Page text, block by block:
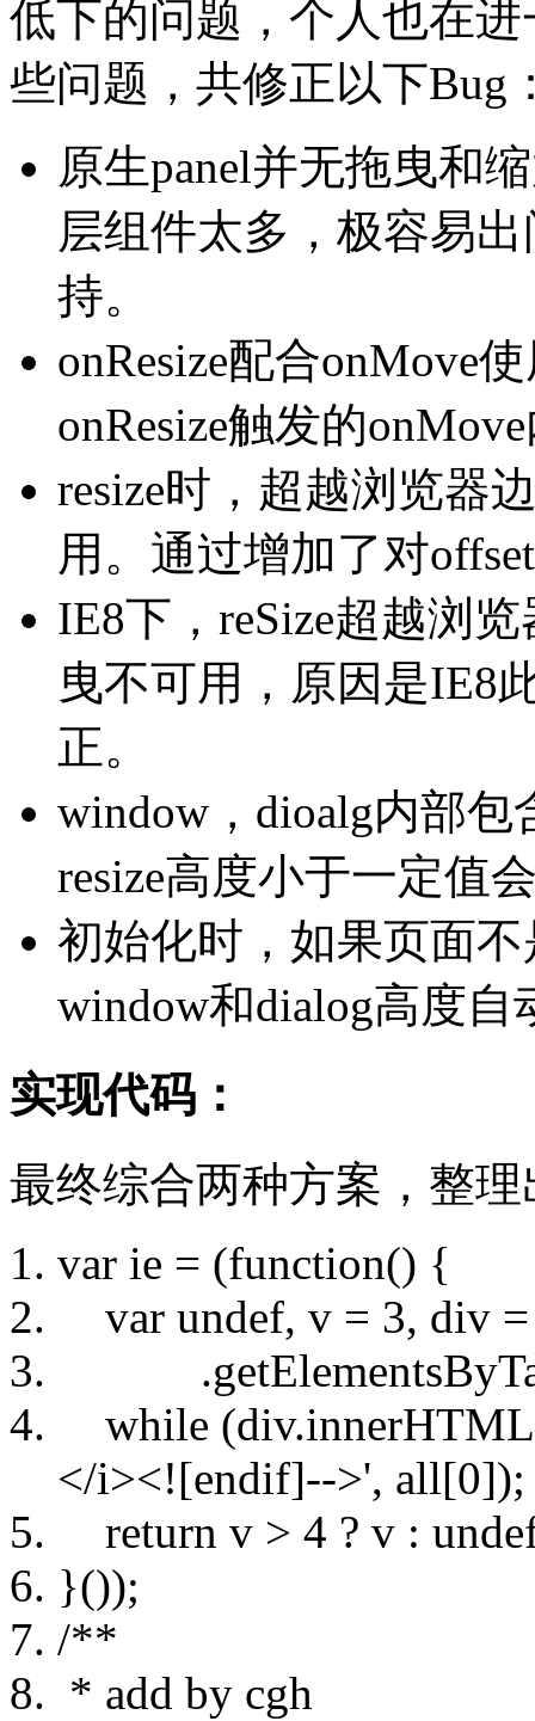
低下的问题，个人也在
些问题，共修正以下Bug
原生panel并无拖曳和
层组件太多，极容易
持。
onResize配合onMove
onResize触发的
resize时，超越浏览器
用。通过增加了对
IE8下，reSize超越浏
曳不可用，原因是IE8
正。
window，dioalg内部包
resize高度小于一定值
初始化时，如果页面不
window和dialog高度
实现代码：
最终综合两种方案，整
var ie = (function() {
var undef, v = 3, div =
while
</i><![endif]-->', all[0]);
return v > 4 ? v :
}());
/**
* add by cgh